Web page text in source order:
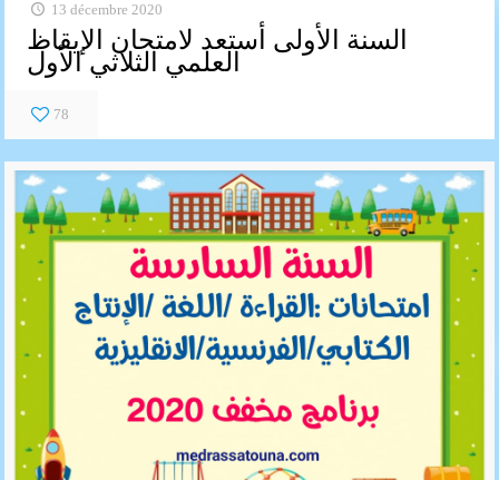
13 décembre 2020
السنة الأولى أستعد لامتحان الإيقاظ
العلمي الثلاثي الأول
78